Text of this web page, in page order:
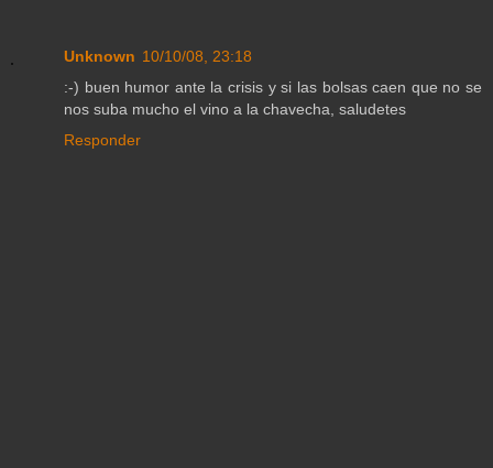
Unknown 10/10/08, 23:18
:-) buen humor ante la crisis y si las bolsas caen que no se
nos suba mucho el vino a la chavecha, saludetes
Responder